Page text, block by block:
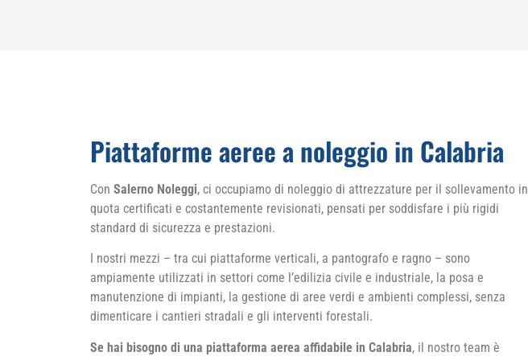
Piattaforme aeree a noleggio in Calabria
Con Salerno Noleggi, ci occupiamo di noleggio di attrezzature per il sollevamento in
quota certificati e costantemente revisionati, pensati per soddisfare i più rigidi
standard di sicurezza e prestazioni.
I nostri mezzi – tra cui piattaforme verticali, a pantografo e ragno – sono
ampiamente utilizzati in settori come l’edilizia civile e industriale, la posa e
manutenzione di impianti, la gestione di aree verdi e ambienti complessi, senza
dimenticare i cantieri stradali e gli interventi forestali.
Se hai bisogno di una piattaforma aerea affidabile in Calabria, il nostro team è